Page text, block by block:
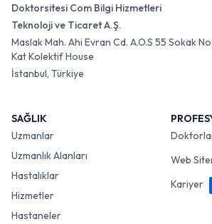
Doktorsitesi Com Bilgi Hizmetleri
Teknoloji ve Ticaret A.Ş.
Maslak Mah. Ahi Evran Cd. A.O.S 55 Sokak
Kat Kolektif House
İstanbul, Türkiye
SAĞLIK
Uzmanlar
Uzmanlık Alanları
Hastalıklar
Hizmetler
Hastaneler
Web
Kariyer